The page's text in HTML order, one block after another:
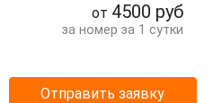
Тумбочки Шкаф
от 4500 руб
за номер за 1 сутки
Отправить заявку